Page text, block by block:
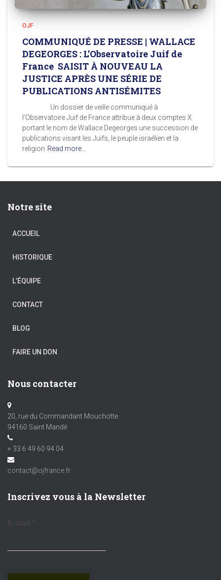
OJF
COMMUNIQUÉ DE PRESSE | WALLACE
DEGEORGES : L’Observatoire Juif de
France SAISIT À NOUVEAU LA
JUSTICE APRÈS UNE SÉRIE DE
PUBLICATIONS ANTISÉMITES
Un dossier de veille communiqué à
l’Observatoire Juif de France attribue à deux comptes X
portant le nom de Wallace Degeorges une succession de
publications visant les Juifs, le peuple israélien et la
religion Read more…
Notre site
ACCUEIL
HISTORIQUE
L’ÉQUIPE
CONTACT
BLOG
FAIRE UN DON
Nous contacter
20, rue du Commandant Mouchotte
94160 Saint Mandé
+ 33 6 49 60 94 04
contact@ojfrance.fr
Inscrivez vous à la Newsletter
E-mail *